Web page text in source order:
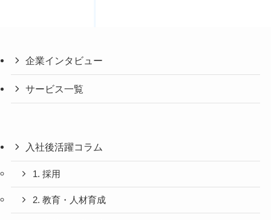
企業インタビュー
サービス一覧
入社後活躍コラム
1. 採用
2. 教育・人材育成